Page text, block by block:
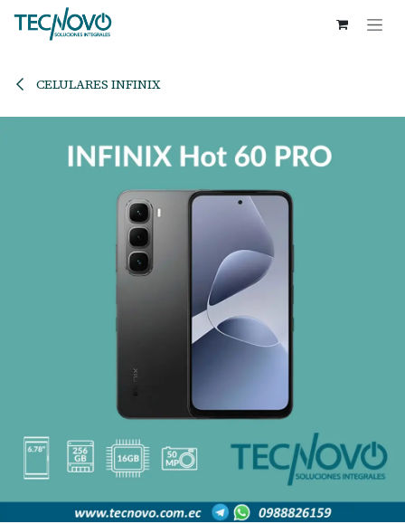
Ir al contenido
CELULARES INFINIX